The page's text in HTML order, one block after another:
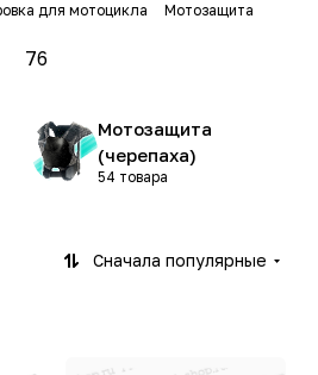
для мотоцикла Мотозащита
76
Мотозащита
(черепаха)
54 товара
Сначала популярные